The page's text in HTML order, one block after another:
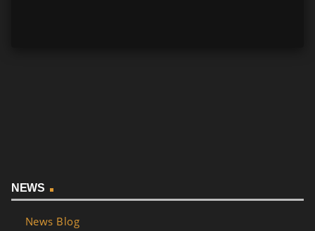
NEWS
News Blog